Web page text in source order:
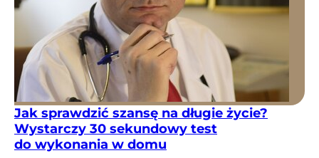
Jak sprawdzić szansę na długie życie?
Wystarczy 30 sekundowy test
do wykonania w domu